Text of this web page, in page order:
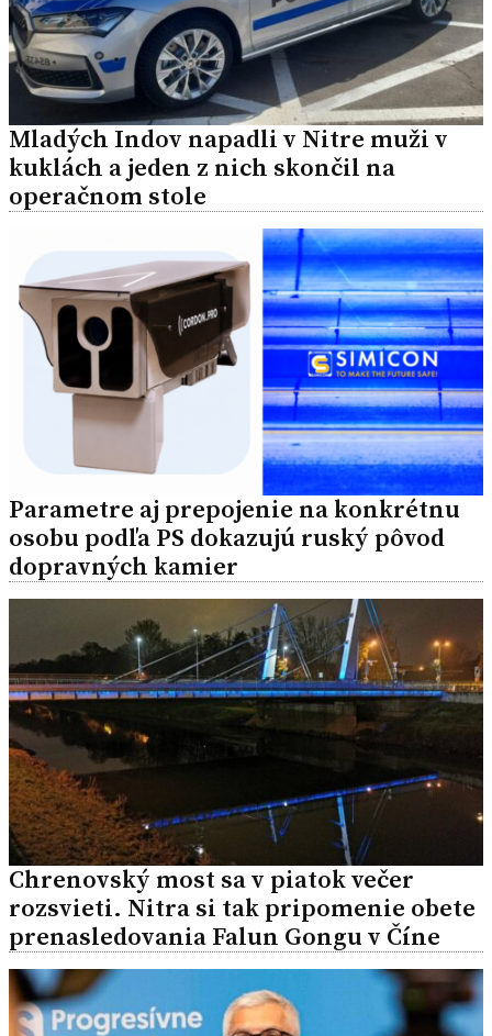
Mladých Indov napadli v Nitre muži v
kuklách a jeden z nich skončil na
operačnom stole
Parametre aj prepojenie na konkrétnu
osobu podľa PS dokazujú ruský pôvod
dopravných kamier
Chrenovský most sa v piatok večer
rozsvieti. Nitra si tak pripomenie obete
prenasledovania Falun Gongu v Číne